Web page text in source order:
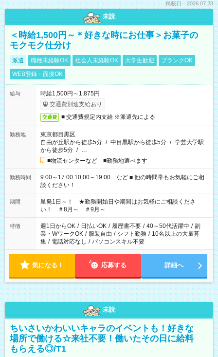
掲載日：2026.07.28
未読
＜時給1,500円～＊好きな時にお仕事＞お菓子の
モクモク仕分け
派遣 職種未経験OK 社会人未経験OK 大学生歓迎
ブランクOK
WEB登録・面接OK
給与
時給1,500円～1,875円
交通費別途支給あり
交通費 ■ 交通費規定内支給 ※派遣先による
勤務地
東京都目黒区
自由が丘駅から徒歩5分 / 中目黒駅から徒歩5分 / 学芸大学駅
から徒歩5分 / …
■物流センターなど ■勤務地選べます
勤務時間
9:00～17:00 10:00～19:00 など ■ 他の時間帯もお気軽にご相
談ください！
期間
単発1日～！ ★勤務開始日や期間はお気軽にご相談くださ
い！ ＃8月～ ＃9月～
特徴 週1日からOK / 日払いOK / 履歴書不要 / 40～50代活躍中 / 副
業・WワークOK / 服装自由 / シフト勤務 / 10名以上の大量募
集 / 電話対応なし / パソコンスキル不要
気になる！ 応募する 詳細へ
未読
ちいさいかわいいキャラのイベントも！好きな
場所で働ける☆来社不要！働いたその日に給料
もらえる◎/T1